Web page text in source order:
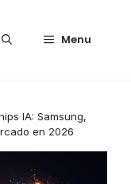
Menu
IA: Samsung,
en 2026